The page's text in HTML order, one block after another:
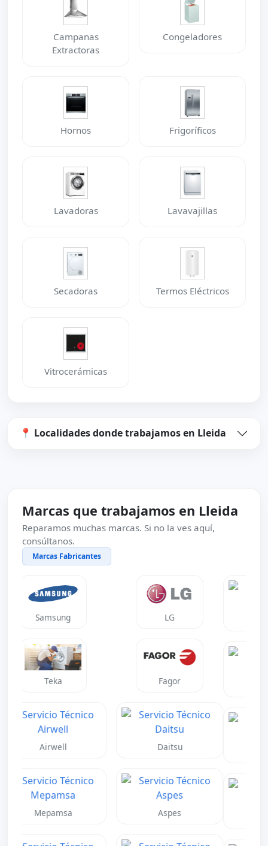
Campanas
Extractoras
Congeladores
Hornos Frigoríficos
Lavadoras Lavavajillas
Secadoras Termos Eléctricos
Vitrocerámicas
📍 Localidades donde trabajamos en Lleida
Marcas que trabajamos en Lleida
Reparamos muchas marcas. Si no la ves aquí,
consúltanos.
Marcas Fabricantes
Neff Gaggenau
Mitsubishi
Fujitsu Toshiba
Panasonic
Anterior